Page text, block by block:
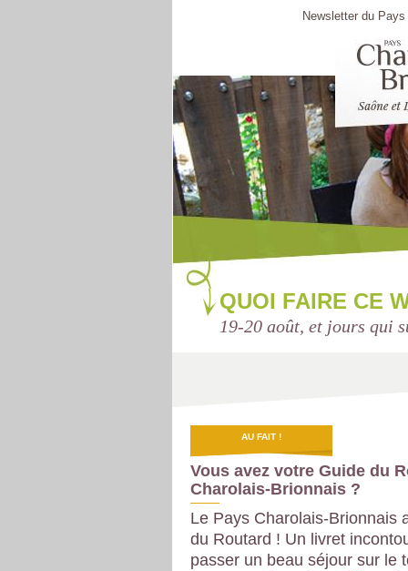
Newsletter du
QUOI FAIRE CE
19-20 août, et jours qui
AU FAIT !
Vous avez votre Guide du
Charolais-Brionnais ?
Le Pays Charolais-Brionnais
du Routard ! Un livret
passer un beau séjour sur le